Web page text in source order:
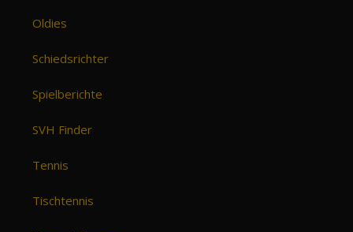
Oldies
Schiedsrichter
Spielberichte
SVH Finder
Tennis
Tischtennis